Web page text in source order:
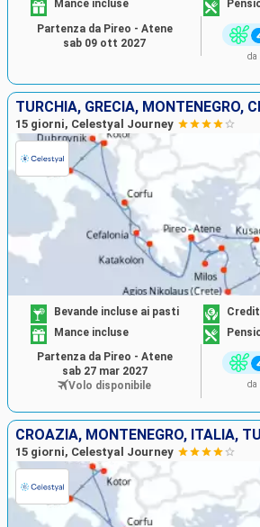
Mance incluse
da
Partenza da Pireo - Atene
sab 09 ott 2027
TURCHIA, GRECIA, MONTENEGRO,
15 giorni, Celestyal Journey
Bevande incluse ai pasti
Mance incluse
da
Partenza da Pireo - Atene
sab 27 mar 2027
Volo disponibile
CROAZIA, MONTENEGRO, ITALIA,
15 giorni, Celestyal Journey